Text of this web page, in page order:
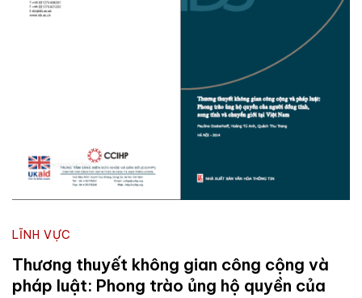
LĨNH VỰC
Thương thuyết không gian công cộng và
pháp luật: Phong trào ủng hộ quyền của